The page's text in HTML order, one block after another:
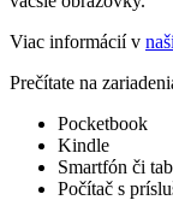
Viac informácií v
Prečítate na
Pocketbook
Kindle
Smartfón či
Počítač s